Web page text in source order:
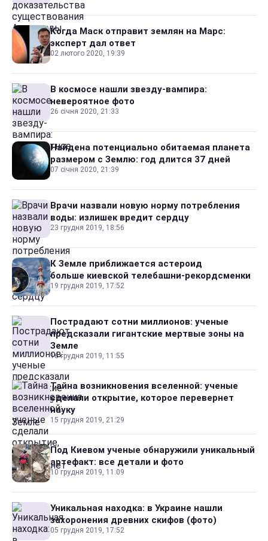
Когда Маск отправит землян на Марс:
эксперт дал ответ
02 лютого 2020, 19:39
В космосе нашли звезду-вампира:
невероятное фото
26 січня 2020, 21:33
Найдена потенциально обитаемая планета
размером с Землю: год длится 37 дней
07 січня 2020, 21:39
Врачи назвали новую норму потребления
воды: излишек вредит сердцу
23 грудня 2019, 18:56
К Земле приближается астероид
больше киевской телебашни-рекордсменки
19 грудня 2019, 17:52
Пострадают сотни миллионов: ученые
предсказали гигантские мертвые зоны на
Земле
16 грудня 2019, 11:55
Тайна возникновения вселенной: ученые
сделали открытие, которое перевернет
науку
15 грудня 2019, 21:29
Под Киевом ученые обнаружили уникальный
артефакт: все детали и фото
10 грудня 2019, 11:09
Уникальная находка: в Украине нашли
захоронения древних скифов (фото)
05 грудня 2019, 17:52